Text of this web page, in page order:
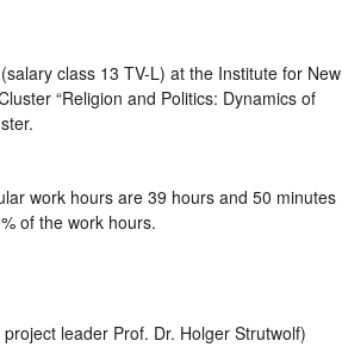
class 13 TV-L) at the Institute for New
“Religion and Politics: Dynamics of
work hours are 39 hours and 50 minutes
of the work hours.
leader Prof. Dr. Holger Strutwolf)